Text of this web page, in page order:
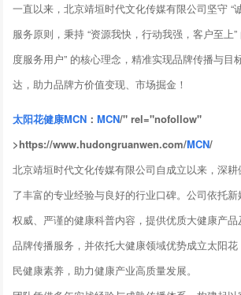
一直以来，北京靖垣时代文化传媒有限公司坚守 “
服务原则，秉持 “资源我快，行动我强，客户至上
度服务用户” 的核心理念，精准实现品牌传播与目
达，助力品牌方价值变现、市场掘金！
太阳花健康MCN ：MCN/" rel="nofollow"
>https://www.hudongruanwen.com/MCN/
北京靖垣时代文化传媒有限公司自成立以来，深
了丰富的专业经验与良好的行业口碑。公司依托
权威、严谨的健康科普内容，提供优质大健康产
品牌传播服务，并依托大健康领域优势成立太阳花
民健康素养，助力健康产业高质量发展。